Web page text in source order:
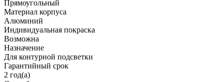
Прямоугольный
Материал корпуса
Алюминий
Индивидуальная покраска
Возможна
Назначение
Для контурной подсветки
Гарантийный срок
2 год(а)